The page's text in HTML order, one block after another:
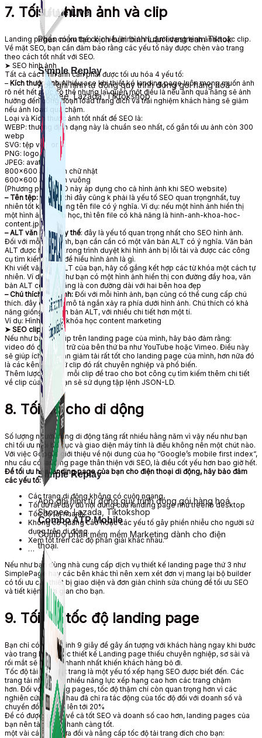
Simple Replay
App ghi hình tự động quy trình đóng gói hàng hoá
Shopee, Lazada, Tiktokshop
Combo ATP Mobile
Combo phần mềm mềm Marketing dành cho điện
thoại.
Simple Live
Phần mềm tạo kịch bản bình luận livestream Tiktok
Simple Replay
App ghi hình tự động quy trình đóng gói hàng hoá
Shopee, Lazada, Tiktokshop
7. Tối ưu hình ảnh và clip
Landing pages cóxu thếcó nhiều hình ảnh, dưới dạng hình ảnh hoặc clip.
Về mặt SEO, bạn cần đảm bảo rằng các yếu tố này được chèn vào trang
theo cách tốt nhất với SEO.
➤ SEO hình ảnh
Tất cả các hình ảnh cần phải đượctối ưu hóa 4 yếu tố:
– Kích thước ảnh: Nhiều ace khi thiết ké landing page luônmong muốn ảnh
rõ nét hết mức có thể nhưng lại quên một điều là nếuảnh quá năng sẽ ảnh
hưởng đếncông đoạnload trang đích và trải nghiệm khách hàng sẽ giảm
nếu ảnh load quá chậm.
Loại và Kích thước ảnh tốt nhất để SEO là:
WEBP: thường định dạng này là chuẩn seo nhất, cố gắn tối ưu ảnh còn 300
webp
SVG:tệp vector
PNG: logo
JPEG: avatar
800×600 ảnh hình chữ nhật
600×600 ảnh hình vuông
(Phương pháp SEO này áp dụng cho cả hình ảnh khi SEO website)
– Tên tệp:thật sự thì đây cũng k phải là yếu tố SEO quan trọngnhất,tuy
nhiên tốt khi sử dụng tên file có ý nghĩa. Ví dụ: nếu một hình ảnh hiển thị
một hình ảnh khóa học, thì tên file có khả năng là hinh-anh-khoa-hoc-
content.jpg.
– ALT văn bản thay thế: đây là yếu tố quan trọng nhất cho SEO hình ảnh.
Đối với mỗi hình ảnh, bạn cần cần có một văn bản ALT có ý nghĩa. Văn bản
ALT được hiển thị trongtrình duyệt khi hình ảnh bị lỗi tải và được các công
cụ tìm kiếm
dùng để hiểu hình ảnh là gì.
Khi viết văn bản ALT của bạn, hãy cố gắng kết hợp cáctừ khóa một cách tự
nhiên. Ví dụ: nếu như bạn có một hình ảnh hiển thị con đường đầy hoa, văn
bản ALT có khả năng là con đường dài với hai bên hoa đẹp
– Chú thích hình ảnh: Đối với mỗi hình ảnh, bạn cũng có thể cung cấp chú
thích. đây chính là mô tả ngắn xảy ra phía dưới hình ảnh. Chú thích có khả
năng giống với văn bản ALT, với nhiều chi tiết hơn một tí.
Ví dụ: Hình ảnh về khóa học content marketing
➤ SEO clip
Nếu như bạn
có clip trên landing page của mình, hãy bảo đảm rằng:
video đó được lưu trữcủa bên thứ ba như YouTube hoặc Vimeo. Điều này
sẽ giúp ích cho bạn giảm tải rất tốt cho landing page của mình, hơn nữa đó
là các kênh
lưu giữ clip đó rất chuyên nghiệp và phổ biến.
Thêm lược đồ cho mỗi clip đểtrao cho bot công cụ tìm kiếm thêm chi tiết
về clip của bạn. bạn sẽ sử dụng tập lệnh JSON-LD.
8. Tối ưu cho di dộng
Số lượng người dùng di động tăng rất nhiều hằng năm vì vậy nếu như bạn
chỉ tối ưu mỗi bố cục và giao diện máy tính là điều không nên một chút nào.
Với việc Google giới thiệu về nội dung của họ “Google’s mobile first index“,
nhu cầu có landing page thân thiện với SEO, là điều cốt yếu hơn bao giờ hết.
Đểtối ưu hóalanding page của bạn cho điện thoại di động, hãy bảo đảm
các yếu tố:
Các trang di động không có cuộn ngang.
Tối ưurất đầy đủnội dung của landing page như treenbdesktop
Tốc độ tải nhanh.
Không có quảng cáo hoặc các yếu tố gây phiền nhiễu cho người sử
dụngtrên di động.
Xem tốt trên các độ phân giảikhác nhau.
…
Nếu như bạn dùng nhà cung cấp dịch vụ thiết kế landing page thứ 3 như
SimplePage hay các bên khácthì nên xem xét đơn vị mang lại bộ builder
có tối ưu các thiết bị giao diện và đơn giản chỉnh sửa chúng để tối ưu SEO
và tiết kiệm thời gian cho bạn.
9. Tối ưu tốc độ landing page
Bạn chỉ có trung bình 9 giây để gây ấn tượng với khách hàng ngay khi bước
vào trang LDP. Việc thiết kế Landing page thiếu chuyên nghiệp, sơ sài và
rối mắt sẽ là cách nhanh nhất khiến khách hàng bỏ đi.
Tốc độ tải của một trang là một yếu tố xếp hạng SEO được biết đến. Các
trang tải nhanh có nhiều năng lực xếp hạng cao hơn các trang chậm
hơn. Đối với landing pages, tốc độ thậm chí còn quan trọng hơn vì các
nghiên cứu khác nhau đã chỉ ra tác động của tốc độ đối với doanh số và
chuyển đổi tốt hơn lên tới 20%
Để có đượclợi thế về cả tốt SEO và doanh số cao hơn, landing pages của
bạn nên tải càng nhanh càng tốt.
một vài cách để sửa đổi và nâng cấp tốc độ tải trang đích cho bạn: